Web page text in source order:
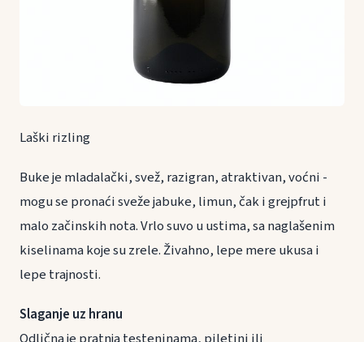
Laški rizling
Buke je mladalački, svež, razigran, atraktivan, voćni -
mogu se pronaći sveže jabuke, limun, čak i grejpfrut i
malo začinskih nota. Vrlo suvo u ustima, sa naglašenim
kiselinama koje su zrele. Živahno, lepe mere ukusa i
lepe trajnosti.
Slaganje uz hranu